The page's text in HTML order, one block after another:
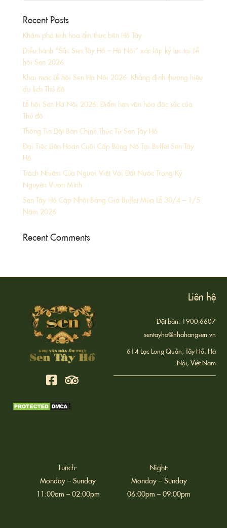
Recent Posts
Khám phá tinh hoa ẩm thực bên Hồ Tây
Diễu hành “Sắc Sen Tây Hồ – Hà Nội” xác lập kỷ lục tại Lễ
hội Sen 2026
Khai mạc Lễ hội Sen Hà Nội 2026: Khẳng định thương hiệu
du lịch Thủ đô
Lễ hội Sen Hà Nội 2026: Điểm hẹn văn hóa đặc sắc của
Thủ đô
Thông Tin Đặt Bàn Chính Thức Từ Sen Tây Hồ
Đại Tiệc Liên Hoan Cuối Cấp Bùng Nổ Tại Buffet Sen Tây
Hồ
Trách Nhiệm Của Người Việt Với Đất Nước Trong Kỷ
Nguyên Vươn Mình
Sen Tây Hồ Cập Nhật Bảng Giá Buffet Mùa Lễ 30/4 – 1/5
Năm 2026
Recent Comments
Liên hệ
Đặt bàn: 1900 6607
sentayho@nhahangsen.vn
614 Lạc Long Quân, Tây Hồ, Hà
Nội, Việt Nam
Lunch:
Monday – Sunday
11:00am – 02:00pm
Night:
Monday – Sunday
06:00pm – 09:00pm